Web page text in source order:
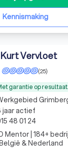
Kennismaking
Kurt Vervloet
garantie op resultaat.
(25)
Mentor | 184+
& Nederland
jaar actief
48 01 24